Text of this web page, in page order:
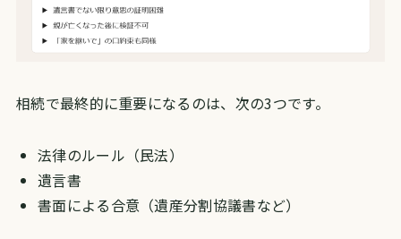
相続で最終的に重要になるのは、次の3つです。
法律のルール（民法）
遺言書
書面による合意（遺産分割協議書など）